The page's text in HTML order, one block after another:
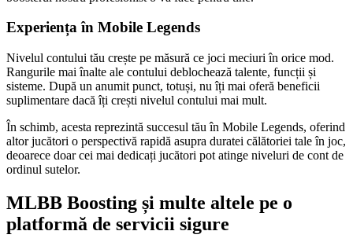
Experiența în Mobile Legends
Nivelul contului tău crește pe măsură ce joci meciuri în orice mod.
Rangurile mai înalte ale contului deblochează talente, funcții și
sisteme. După un anumit punct, totuși, nu îți mai oferă beneficii
suplimentare dacă îți crești nivelul contului mai mult.
În schimb, acesta reprezintă succesul tău în Mobile Legends, oferind
altor jucători o perspectivă rapidă asupra duratei călătoriei tale în joc,
deoarece doar cei mai dedicați jucători pot atinge niveluri de cont de
ordinul sutelor.
MLBB Boosting și multe altele pe o
platformă de servicii sigure